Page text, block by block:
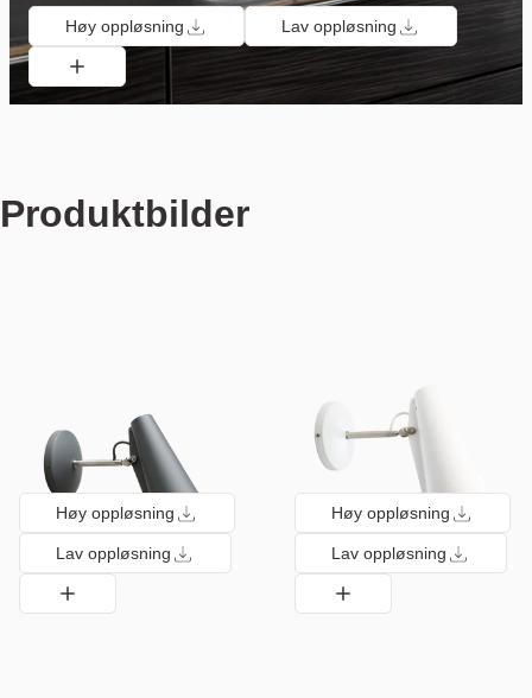
Høy oppløsning Lav oppløsning
Produktbilder
Høy oppløsning
Lav oppløsning
Høy oppløsning
Lav oppløsning